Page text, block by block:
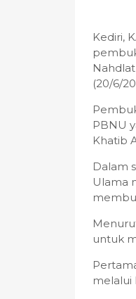
Kediri,
(20/6/
PBNU
Khatib
Dalam
Ulama
untuk
melalui